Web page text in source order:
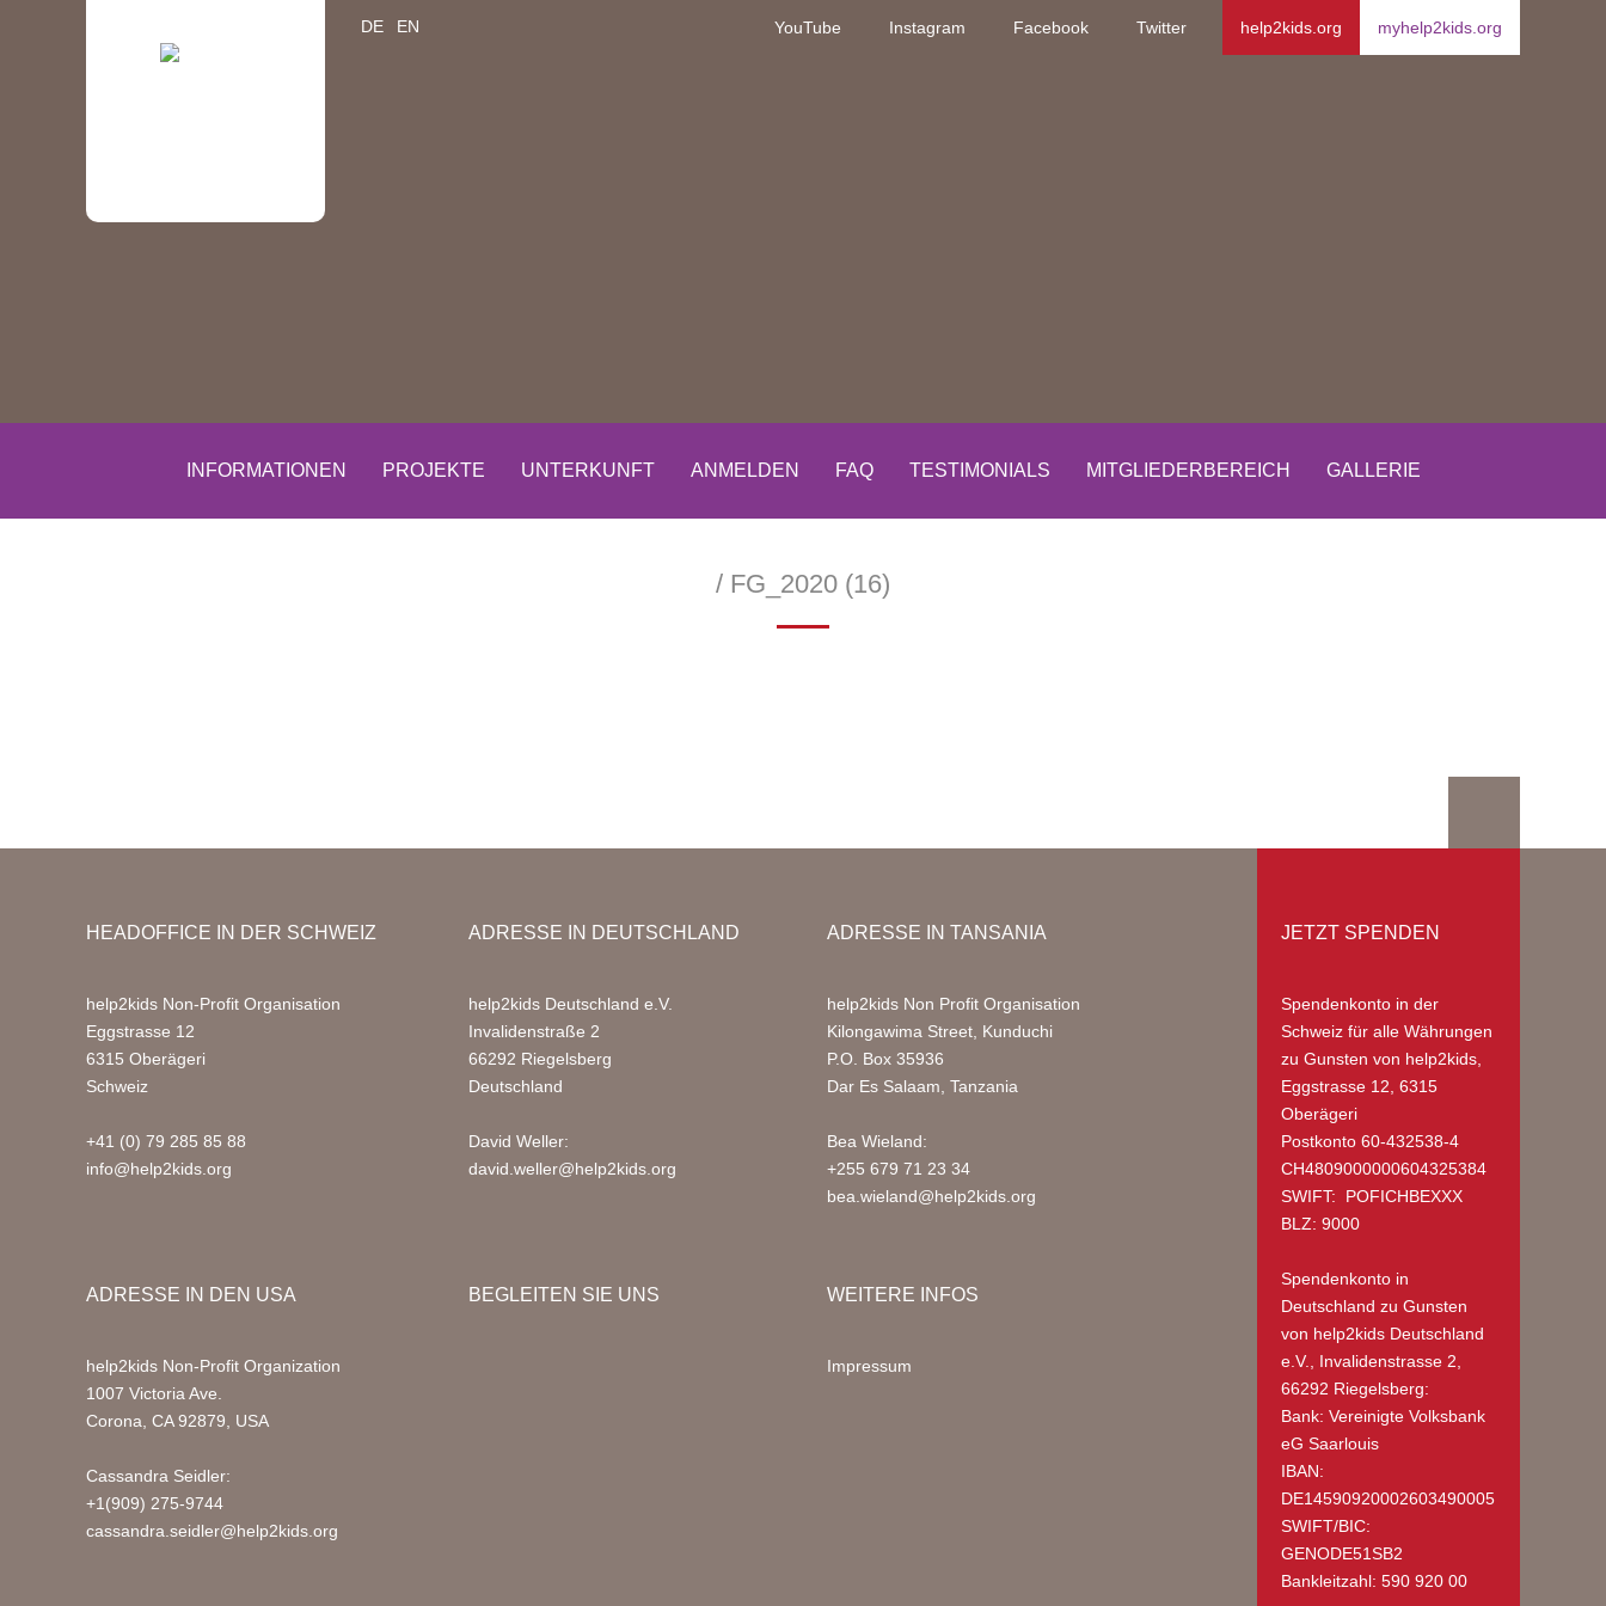
DE EN YouTube Instagram Facebook Twitter help2kids.org myhelp2kids.org
INFORMATIONEN PROJEKTE UNTERKUNFT ANMELDEN FAQ TESTIMONIALS MITGLIEDERBEREICH GALLERIE
/ FG_2020 (16)
—
HEADOFFICE IN DER SCHWEIZ
help2kids Non-Profit Organisation
Eggstrasse 12
6315 Oberägeri
Schweiz
+41 (0) 79 285 85 88
info@help2kids.org
ADRESSE IN DEN USA
help2kids Non-Profit Organization
1007 Victoria Ave.
Corona, CA 92879, USA
Cassandra Seidler:
+1(909) 275-9744
cassandra.seidler@help2kids.org
ADRESSE IN DEUTSCHLAND
help2kids Deutschland e.V.
Invalidenstraße 2
66292 Riegelsberg
Deutschland
David Weller:
david.weller@help2kids.org
BEGLEITEN SIE UNS
ADRESSE IN TANSANIA
help2kids Non Profit Organisation
Kilongawima Street, Kunduchi
P.O. Box 35936
Dar Es Salaam, Tanzania
Bea Wieland:
+255 679 71 23 34
bea.wieland@help2kids.org
WEITERE INFOS
Impressum
JETZT SPENDEN
Spendenkonto in der
Schweiz für alle Währungen
zu Gunsten von help2kids,
Eggstrasse 12, 6315
Oberägeri
Postkonto 60-432538-4
CH4809000000604325384
SWIFT: POFICHBEXXX
BLZ: 9000
Spendenkonto in
Deutschland zu Gunsten
von help2kids Deutschland
e.V., Invalidenstrasse 2,
66292 Riegelsberg:
Bank: Vereinigte Volksbank
eG Saarlouis
IBAN:
DE14590920002603490005
SWIFT/BIC:
GENODE51SB2
Bankleitzahl: 590 920 00